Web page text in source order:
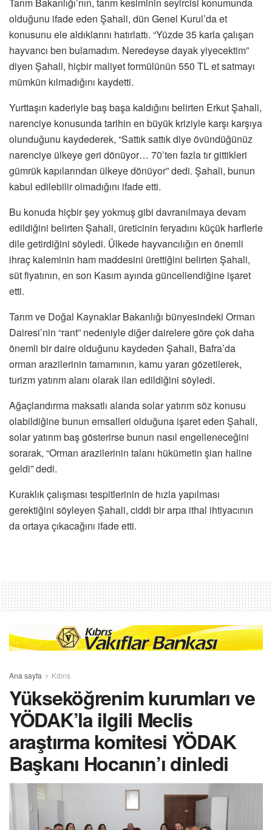
Tarım Bakanlığı’nın, tarım kesiminin seyircisi konumunda
olduğunu ifade eden Şahali, dün Genel Kurul’da et
konusunu ele aldıklarını hatırlattı. “Yüzde 35 karla çalışan
hayvancı ben bulamadım. Neredeyse dayak yiyecektim”
diyen Şahali, hiçbir maliyet formülünün 550 TL et satmayı
mümkün kılmadığını kaydetti.
Yurttaşın kaderiyle baş başa kaldığını belirten Erkut Şahali,
narenciye konusunda tarihin en büyük kriziyle karşı karşıya
olunduğunu kaydederek, “Sattık sattık diye övündüğünüz
narenciye ülkeye geri dönüyor… 70’ten fazla tır gittikleri
gümrük kapılarından ülkeye dönüyor” dedi. Şahali, bunun
kabul edilebilir olmadığını ifade etti.
Bu konuda hiçbir şey yokmuş gibi davranılmaya devam
edildiğini belirten Şahali, üreticinin feryadını küçük harflerle
dile getirdiğini söyledi. Ülkede hayvancılığın en önemli
ihraç kaleminin ham maddesini ürettiğini belirten Şahali,
süt fiyatının, en son Kasım ayında güncellendiğine işaret
etti.
Tarım ve Doğal Kaynaklar Bakanlığı bünyesindeki Orman
Dairesi’nin “rant” nedeniyle diğer dairelere göre çok daha
önemli bir daire olduğunu kaydeden Şahali, Bafra’da
orman arazilerinin tamamının, kamu yararı gözetilerek,
turizm yatırım alanı olarak ilan edildiğini söyledi.
Ağaçlandırma maksatlı alanda solar yatırım söz konusu
olabildiğine bunun emsalleri olduğuna işaret eden Şahali,
solar yatırım baş gösterirse bunun nasıl engelleneceğini
sorarak, “Orman arazilerinin talanı hükümetin şiarı haline
geldi” dedi.
Kuraklık çalışması tespitlerinin de hızla yapılması
gerektiğini söyleyen Şahali, ciddi bir arpa ithal ihtiyacının
da ortaya çıkacağını ifade etti.
Ana sayfa Kıbrıs
Yükseköğrenim kurumları ve
YÖDAK’la ilgili Meclis
araştırma komitesi YÖDAK
Başkanı Hocanın’ı dinledi